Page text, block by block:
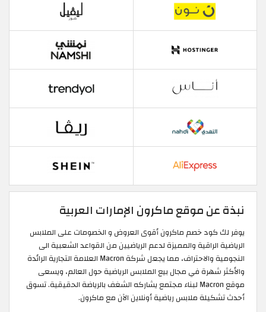
نبذة عن موقع ماكرون الإمارات العربية
يوفر لك كود خصم ماكرون أقوى العروض و الخصومات على الملابس
الرياضية الراقية والمميزة لدعم الرياضيين من القواعد الشعبية الى
النجومية والاحتراف، مما يجعل شركة Macron العلامة التجارية الرائدة
والأكثر شهرة في مجال بيع الملابس الرياضية حول العالم، ويسعى
موقع Macron لبناء مجتمع يشاركه الشغف بالرياضة الحقيقية. تسوق
أحدث تشكيلة ملابس رياضية أونلاين الآن مع ماكرون.